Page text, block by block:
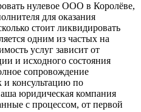
нулевое ООО в Королёве,
для оказания
стоит ликвидировать
одним из частых на
услуг зависит от
и исходного состояния
сопровождение
консультацию по
юридическая компания
с процессом, от первой